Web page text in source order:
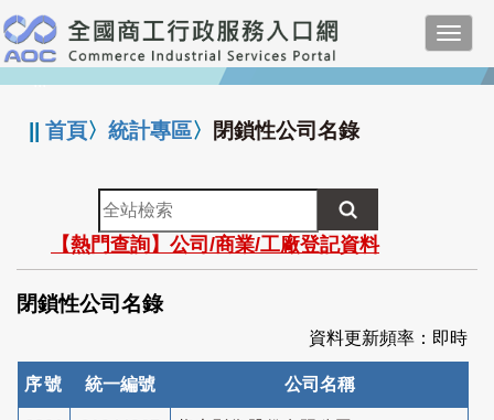
跳
到
主
要
:::
||首頁〉統計專區〉 閉鎖性公司名錄
全
站
檢
索
【熱門查詢】公司/商業/工廠登記資料
閉鎖性公司名錄
資料更新頻率：即時
序號 統一編號 公司名稱